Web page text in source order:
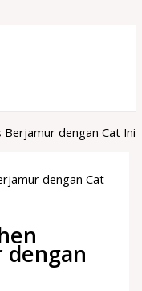
Berjamur dengan Cat Ini